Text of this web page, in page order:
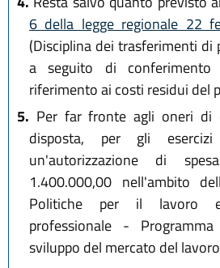
6 della legge regionale 22
(Disciplina dei trasferimenti di
a seguito di
riferimento ai costi residui del
5. Per far fronte agli oneri
disposta, per gli
un'autorizzazione di
1.400.000,00 nell'ambito
Politiche per il lavoro
professionale -
sviluppo del mercato del